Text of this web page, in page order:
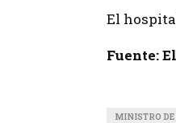
El
Fuente:
MINISTRO DE